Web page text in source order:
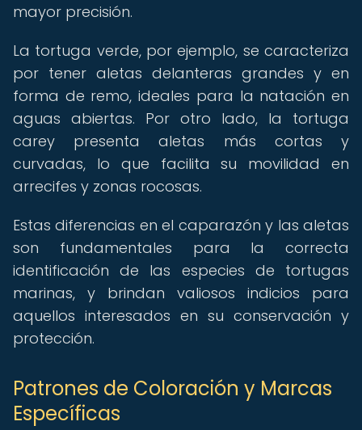
mayor precisión.
La tortuga verde, por ejemplo, se caracteriza
por tener aletas delanteras grandes y en
forma de remo, ideales para la natación en
aguas abiertas. Por otro lado, la tortuga
carey presenta aletas más cortas y
curvadas, lo que facilita su movilidad en
arrecifes y zonas rocosas.
Estas diferencias en el caparazón y las aletas
son fundamentales para la correcta
identificación de las especies de tortugas
marinas, y brindan valiosos indicios para
aquellos interesados en su conservación y
protección.
Patrones de Coloración y Marcas
Específicas